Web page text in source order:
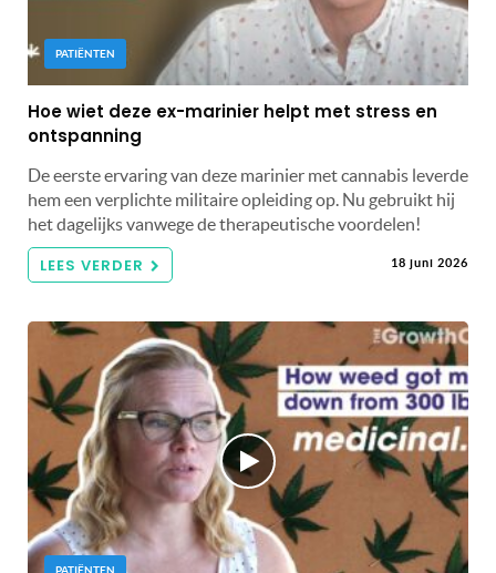
PATIËNTEN
Hoe wiet deze ex-marinier helpt met stress en
ontspanning
De eerste ervaring van deze marinier met cannabis leverde
hem een ​​verplichte militaire opleiding op. Nu gebruikt hij
het dagelijks vanwege de therapeutische voordelen!
LEES VERDER 18 juni 2026
PATIËNTEN